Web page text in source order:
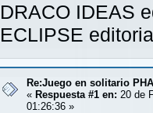
DRACO IDEAS
ECLIPSE
Re:Juego en solitario
« Respuesta #1 en: 20 de
01:26:36 »